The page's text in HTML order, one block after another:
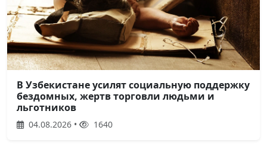
В Узбекистане усилят социальную поддержку
бездомных, жертв торговли людьми и
льготников
04.08.2026 • 1640